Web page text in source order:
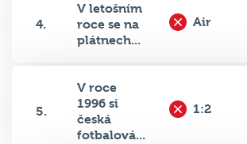
4.
V letošním
roce se na
plátnech...
Air
5.
V roce
1996 si
česká
fotbalová...
1:2